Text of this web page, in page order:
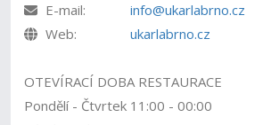
E-mail:
info@ukarlabrno.cz
Web:
ukarlabrno.cz
OTEVÍRACÍ DOBA RESTAURACE
Pondělí - Čtvrtek 11:00 - 00:00